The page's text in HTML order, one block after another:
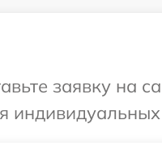
заявку на